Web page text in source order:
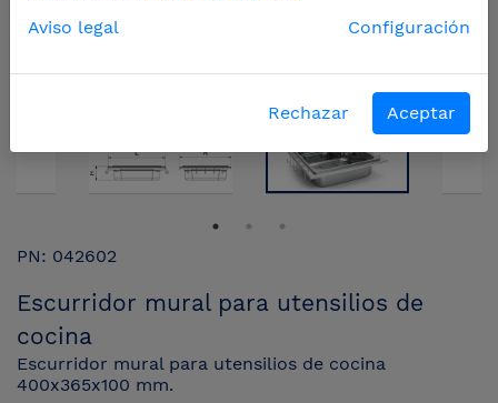
PN: 042602
Escurridor mural para utensilios de
cocina
Escurridor mural para utensilios de cocina
400x365x100 mm.
Aviso legal
Configuración
Rechazar Aceptar